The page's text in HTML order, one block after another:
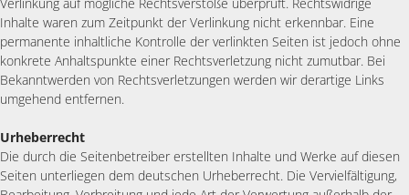
Verlinkung auf mögliche Rechtsverstöße überprüft. Rechtswidrige
Inhalte waren zum Zeitpunkt der Verlinkung nicht erkennbar. Eine
permanente inhaltliche Kontrolle der verlinkten Seiten ist jedoch ohne
konkrete Anhaltspunkte einer Rechtsverletzung nicht zumutbar. Bei
Bekanntwerden von Rechtsverletzungen werden wir derartige Links
umgehend entfernen.
Urheberrecht
Die durch die Seitenbetreiber erstellten Inhalte und Werke auf diesen
Seiten unterliegen dem deutschen Urheberrecht. Die Vervielfältigung,